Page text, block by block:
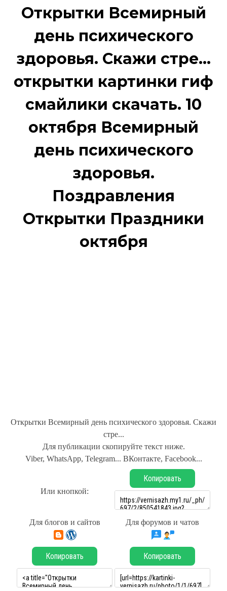
Открытки Всемирный
день психического
здоровья. Скажи стре...
открытки картинки гиф
смайлики скачать. 10
октября Всемирный
день психического
здоровья.
Поздравления
Открытки Праздники
октября
Открытки Всемирный день психического здоровья. Скажи
стре...
Для публикации скопируйте текст ниже.
Viber, WhatsApp, Telegram... ВКонтакте, Facebook...
Или кнопкой:
Копировать
Для блогов и сайтов Для форумов и чатов
Копировать Копировать